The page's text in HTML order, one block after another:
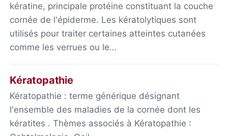
kératine, principale protéine constituant la couche
cornée de l'épiderme. Les kératolytiques sont
utilisés pour traiter certaines atteintes cutanées
comme les verrues ou le…
Kératopathie
Kératopathie : terme générique désignant
l'ensemble des maladies de la cornée dont les
kératites . Thèmes associés à Kératopathie :